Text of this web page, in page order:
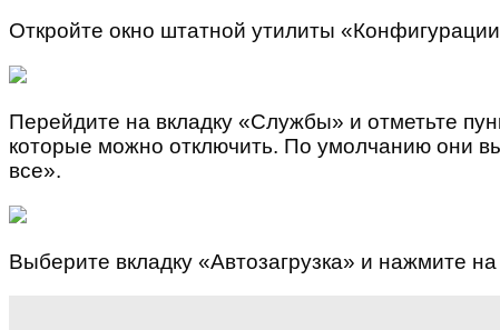
Откройте окно штатной утилиты
Перейдите на вкладку «Службы» и отметьте
которые можно отключить. По умолчанию они
все».
Выберите вкладку «Автозагрузка» и нажмите